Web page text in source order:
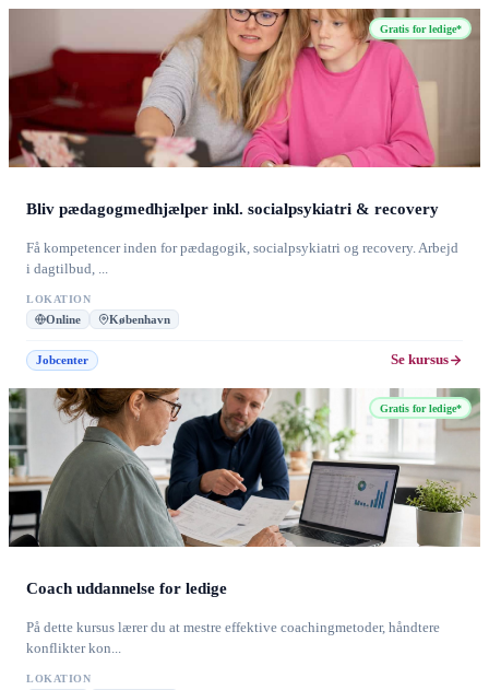
Gratis for ledige*
Bliv pædagogmedhjælper inkl. socialpsykiatri & recovery
Få kompetencer inden for pædagogik, socialpsykiatri og recovery. Arbejd
i dagtilbud, ...
LOKATION
Online København
Jobcenter Se kursus
Gratis for ledige*
Coach uddannelse for ledige
På dette kursus lærer du at mestre effektive coachingmetoder, håndtere
konflikter kon...
LOKATION